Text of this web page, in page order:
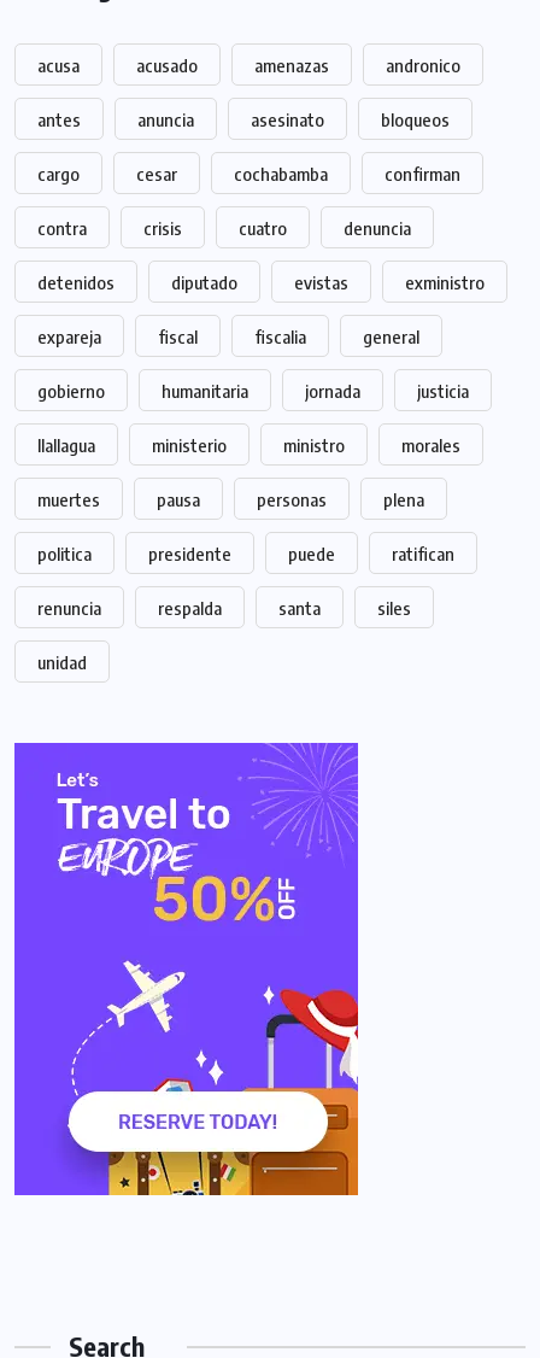
acusa acusado amenazas andronico
antes anuncia asesinato bloqueos
cargo cesar cochabamba confirman
contra crisis cuatro denuncia
detenidos diputado evistas exministro
expareja fiscal fiscalia general
gobierno humanitaria jornada justicia
llallagua ministerio ministro morales
muertes pausa personas plena
politica presidente puede ratifican
renuncia respalda santa siles
unidad
Search